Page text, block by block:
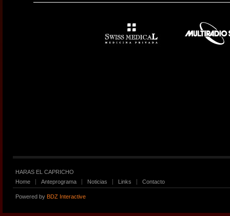
HARAS EL CAPRICHO
Home
Anteprograma Noticias Links Contacto
Powered by BDZ Interactive